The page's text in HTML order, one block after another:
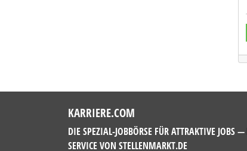
KARRIERE.COM
DIE SPEZIAL-JOBBÖRSE FÜR ATTRAKTIVE JOBS
SERVICE VON STELLENMARKT.DE